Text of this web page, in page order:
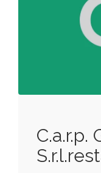
C.a.r.p.